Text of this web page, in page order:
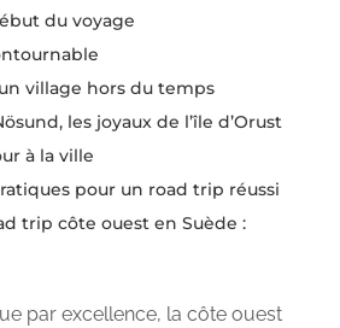
du voyage
village hors du temps
les joyaux de l’île d’Orust
à la ville
pour un road trip réussi
trip côte ouest en Suède :
par excellence, la côte ouest